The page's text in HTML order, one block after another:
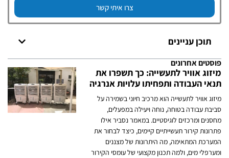
צרו איתי קשר
תוכן עניינים
פוסטים אחרונים
מיזוג אוויר לתעשייה: כך תשפרו את
תנאי העבודה ותפחיתו עלויות אנרגיה
מיזוג אוויר לתעשייה הוא מרכיב חיוני בשמירה על
סביבת עבודה בטוחה, נוחה ויעילה במפעלים,
מחסנים ומרכזים לוגיסטיים. במאמר נסביר אילו
פתרונות קירור תעשייתיים קיימים, כיצד לבחור את
המערכת המתאימה, מה היתרונות של מצננים
ומערפלי מים, ולמה תכנון מקצועי של עומסי הקירור